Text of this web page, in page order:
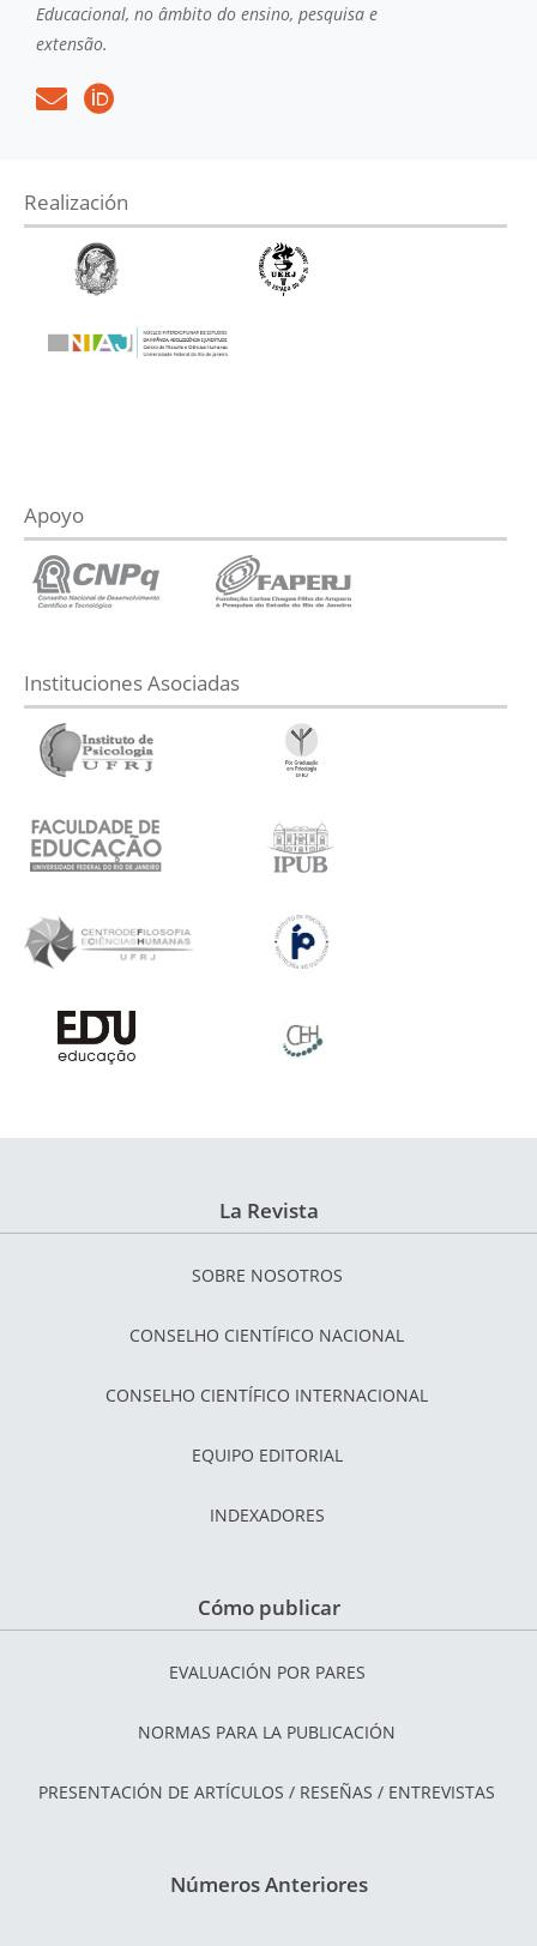
Educacional, no âmbito do ensino, pesquisa e
extensão.
Realización
Apoyo
Instituciones Asociadas
La Revista
SOBRE NOSOTROS
CONSELHO CIENTÍFICO NACIONAL
CONSELHO CIENTÍFICO INTERNACIONAL
EQUIPO EDITORIAL
INDEXADORES
Cómo publicar
EVALUACIÓN POR PARES
NORMAS PARA LA PUBLICACIÓN
PRESENTACIÓN DE ARTÍCULOS / RESEÑAS / ENTREVISTAS
Números Anteriores